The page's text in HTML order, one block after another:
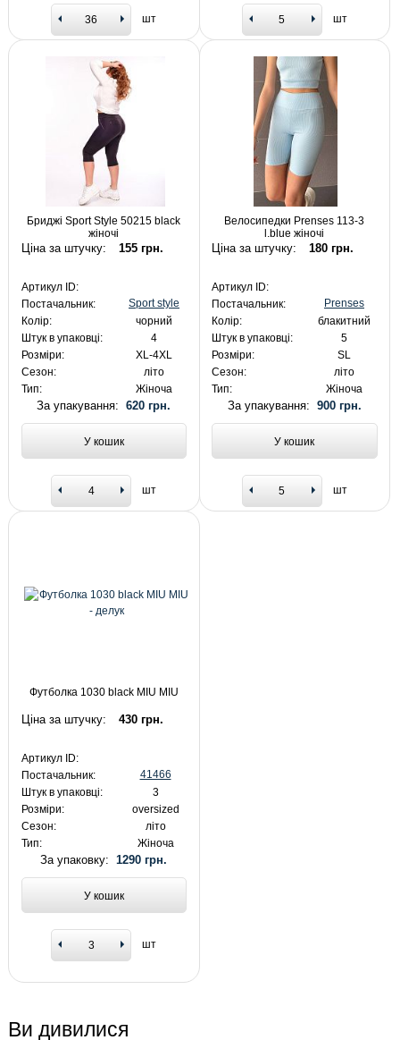
шт шт
Бриджі Sport Style 50215 black
жіночі
Ціна за штучку: 155 грн.
Артикул ID:
Постачальник:
Sport style
Колір:
чорний
Штук в упаковці:
4
Розміри:
XL-4XL
Сезон:
літо
Тип:
Жіноча
За упакування:620 грн.
У кошик
шт
Велосипедки Prenses 113-3
l.blue жіночі
Ціна за штучку: 180 грн.
Артикул ID:
Постачальник:
Prenses
Колір:
блакитний
Штук в упаковці:
5
Розміри:
SL
Сезон:
літо
Тип:
Жіноча
За упакування: 900 грн.
У кошик
шт
Футболка 1030 black MIU MIU
Ціна за штучку: 430 грн.
Артикул ID:
Постачальник:
41466
Штук в упаковці:
3
Розміри:
oversized
Сезон:
літо
Тип:
Жіноча
За упаковку:1290 грн.
У кошик
шт
Ви дивилися